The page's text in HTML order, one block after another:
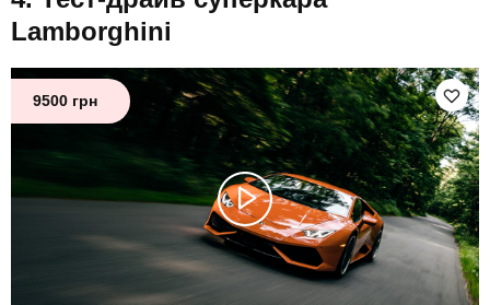
Lamborghini
9500 грн